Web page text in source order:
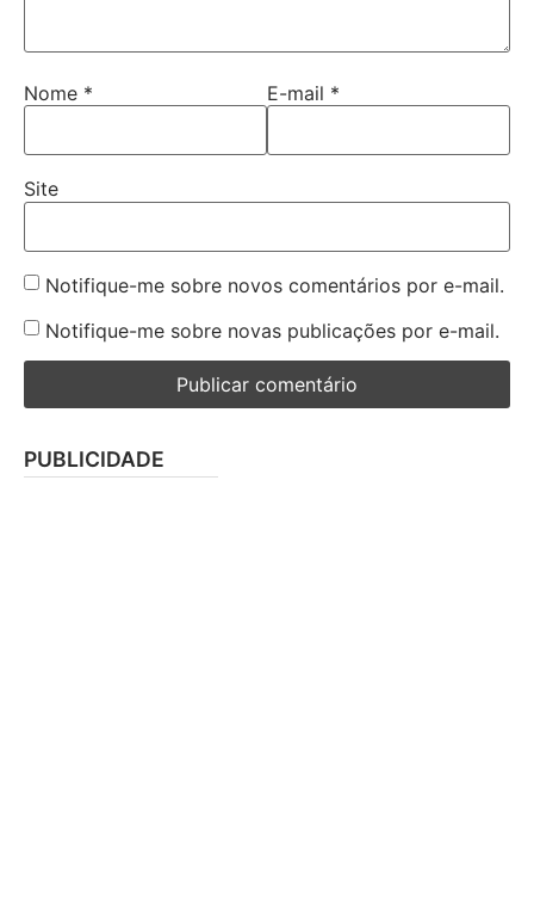
Nome * E-mail *
Site
Notifique-me sobre novos comentários por e-mail.
Notifique-me sobre novas publicações por e-mail.
PUBLICIDADE